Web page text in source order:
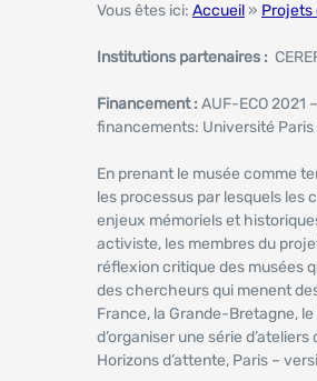
Vous êtes ici: Accueil»
Institutions partenaires :
Financement : AUF-ECO
financements: Université
En prenant le musée comme
les processus par lesquels les
enjeux mémoriels et
activiste, les membres du
réflexion critique des musées
des chercheurs qui menent
France, la Grande-Bretagne,
d’organiser une série
Horizons d’attente, Paris –